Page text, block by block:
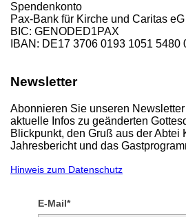
Spendenkonto
Pax-Bank für Kirche und Caritas eG
BIC: GENODED1PAX
IBAN: DE17 3706 0193 1051 5480
Newsletter
Abonnieren Sie unseren
aktuelle Infos zu geänderten
Blickpunkt, den Gruß aus der Abtei
Jahresbericht und das
Hinweis zum Datenschutz
E-Mail*